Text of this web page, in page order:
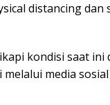
distancing dan
kondisi saat ini
media